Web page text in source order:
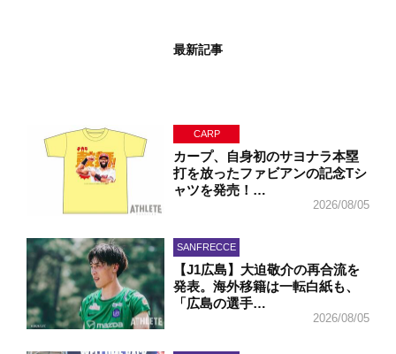
最新記事
CARP
カープ、自身初のサヨナラ本塁
打を放ったファビアンの記念Tシ
ャツを発売！…
2026/08/05
SANFRECCE
【J1広島】大迫敬介の再合流を
発表。海外移籍は一転白紙も、
「広島の選手…
2026/08/05